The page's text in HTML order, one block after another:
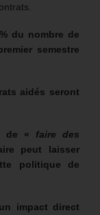
du nombre de
semestre
aidés seront
de « faire des
peut laisser
politique de
impact direct